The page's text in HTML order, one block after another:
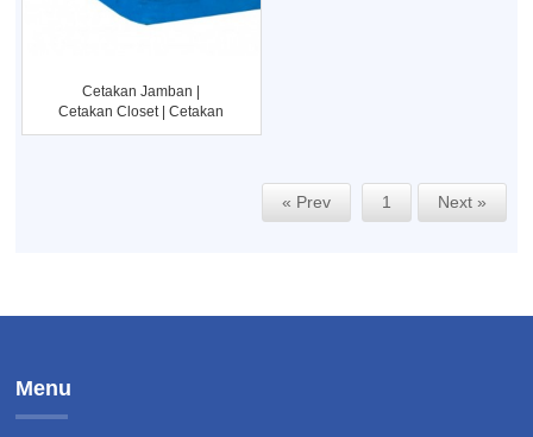
Cetakan Jamban |
Cetakan Closet | Cetakan
WC
« Prev 1 Next »
Menu